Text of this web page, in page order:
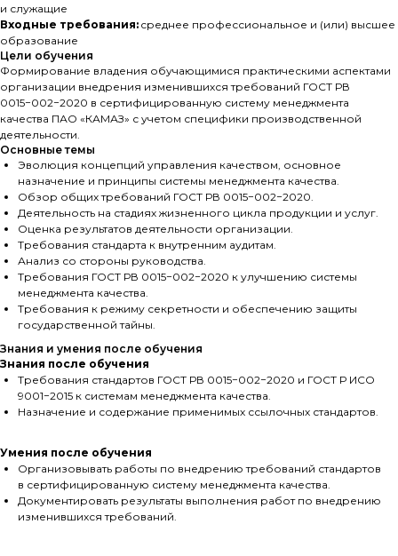
и служащие
Входные требования: cреднее профессиональное и (или) высшее
образование
Цели обучения
Формирование владения обучающимися практическими аспектами
организации внедрения изменившихся требований ГОСТ РВ
0015−002−2020 в сертифицированную систему менеджмента
качества ПАО «КАМАЗ» с учетом специфики производственной
деятельности.
Основные темы
Эволюция концепций управления качеством, основное
назначение и принципы системы менеджмента качества.
Обзор общих требований ГОСТ РВ 0015−002−2020.
Деятельность на стадиях жизненного цикла продукции и услуг.
Оценка результатов деятельности организации.
Требования стандарта к внутренним аудитам.
Анализ со стороны руководства.
Требования ГОСТ РВ 0015−002−2020 к улучшению системы
менеджмента качества.
Требования к режиму секретности и обеспечению защиты
государственной тайны.
Знания и умения после обучения
Знания после обучения
Требования стандартов ГОСТ РВ 0015−002−2020 и ГОСТ Р ИСО
9001−2015 к системам менеджмента качества.
Назначение и содержание применимых ссылочных стандартов.
Умения после обучения
Организовывать работы по внедрению требований стандартов
в сертифицированную систему менеджмента качества.
Документировать результаты выполнения работ по внедрению
изменившихся требований.